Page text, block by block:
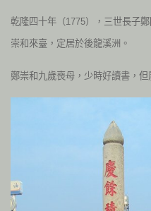
乾隆四十年（1775），三世長子
崇和來臺，定居於後龍溪洲。
鄭崇和九歲喪母，少時好讀書，但